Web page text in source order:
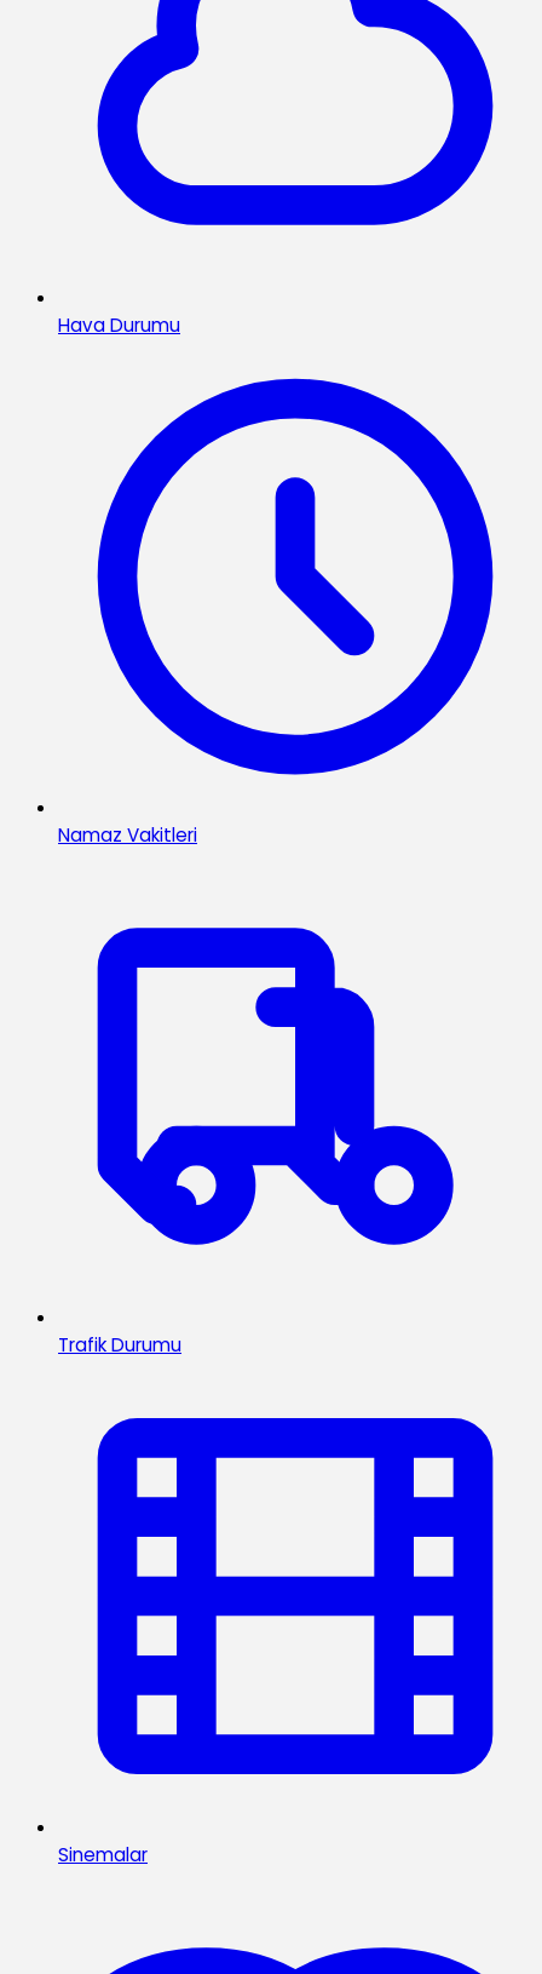
Hava Durumu
Namaz Vakitleri
Trafik Durumu
Sinemalar